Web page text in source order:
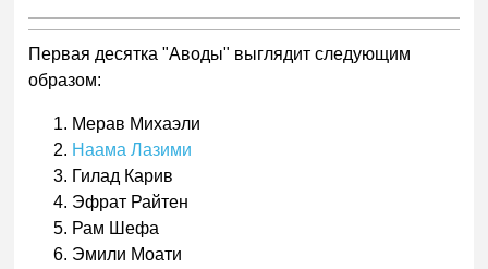
Первая десятка "Аводы" выглядит следующим
образом:
Мерав Михаэли
Наама Лазими
Гилад Карив
Эфрат Райтен
Рам Шефа
Эмили Моати